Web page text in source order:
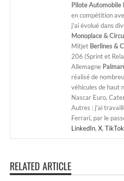
Pilote Automobile
en compétition
j'ai évolué dans
Monoplace &
Mitjet Berlines &
206 (Sprint et
Allemagne
réalisé de
véhicules de haut
Nascar Euro,
Autres : j'ai
Ferrari, par le
LinkedIn, X, TikTok
RELATED ARTICLE